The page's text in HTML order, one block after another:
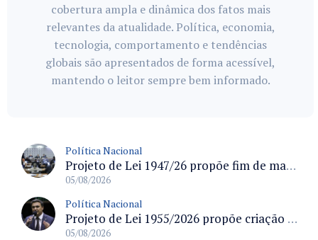
cobertura ampla e dinâmica dos fatos mais
relevantes da atualidade. Política, economia,
tecnologia, comportamento e tendências
globais são apresentados de forma acessível,
mantendo o leitor sempre bem informado.
Política Nacional
Projeto de Lei 1947/26 propõe fim de margens para cartão de crédito e consignado do INSS
05/08/2026
Política Nacional
Projeto de Lei 1955/2026 propõe criação de geração livre de fumo ao restringir venda de vapes a nascidos desde 1º de janeiro de 2009
05/08/2026